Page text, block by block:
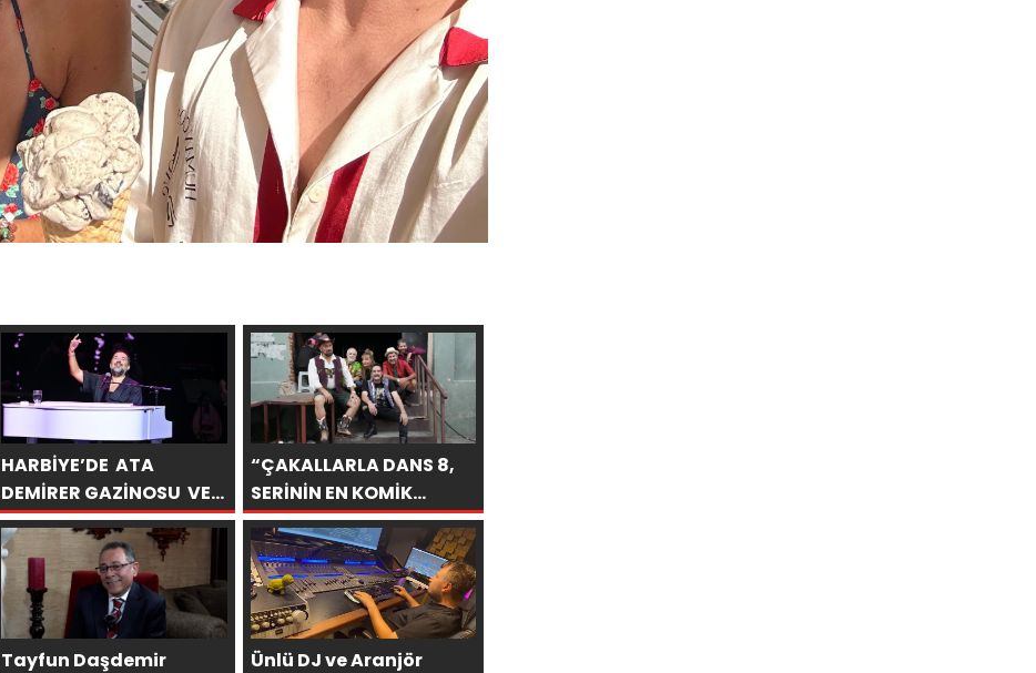
HARBİYE’DE ATA
DEMİRER GAZİNOSU VE
BİNLERCE KAHKAHA
“ÇAKALLARLA DANS 8,
SERİNİN EN KOMİK
FİLMLERİNDEN BİRİ
OLUYOR”
Tayfun Daşdemir Ünlü DJ ve Aranjör